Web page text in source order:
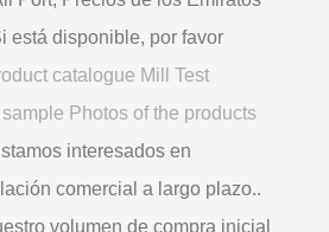
está disponible, por favor
catalogue Mill Test
sample Photos of the products
interesados ​​en
comercial a largo plazo..
volumen de compra inicial